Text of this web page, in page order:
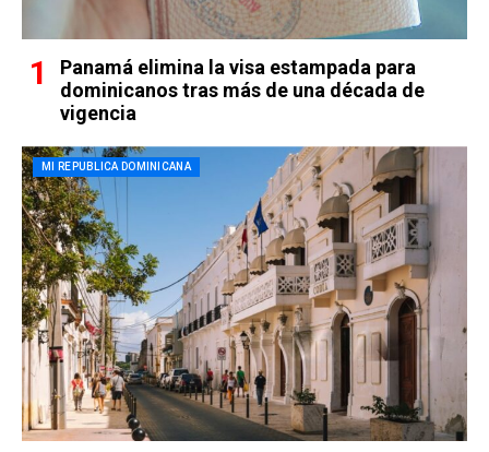
Panamá elimina la visa estampada para
dominicanos tras más de una década de
vigencia
MI REPUBLICA DOMINICANA